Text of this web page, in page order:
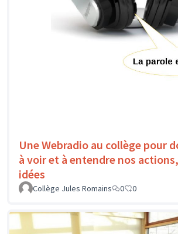
Une Webradio au collège pour
à voir et à entendre nos
idées
Collège Jules Romains 0 0